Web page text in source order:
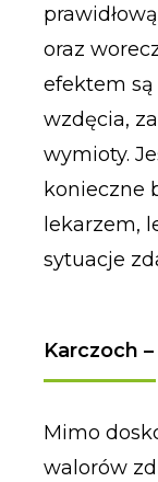
oraz
efektem
wzdęcia,
wymioty.
konieczne
lekarzem,
sytuacje
Karczoch
Mimo
walorów